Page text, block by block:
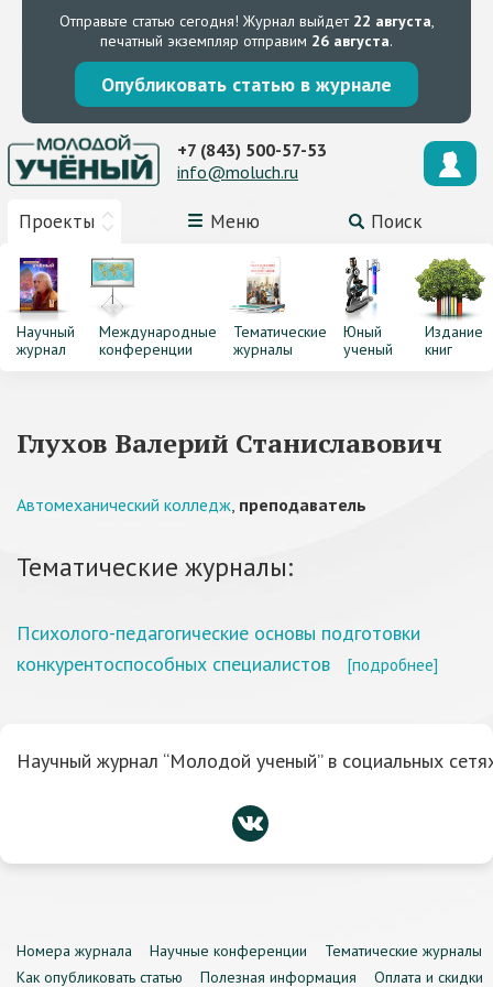
Отправьте статью сегодня! Журнал выйдет 22 августа,
печатный экземпляр отправим 26 августа.
Опубликовать статью в журнале
Проекты Меню Поиск
+7 (843) 500-57-53
info@moluch.ru
Научный
журнал
Международные
конференции
Тематические
журналы
Юный
ученый
Издание
книг
Глухов Валерий Станиславович
Автомеханический колледж, преподаватель
Тематические журналы:
Психолого-педагогические основы подготовки
конкурентоспособных специалистов
[подробнее]
Научный журнал “Молодой ученый” в социальных
Номера журнала Научные конференции
Тематические журналы
Как опубликовать статью
Полезная информация Оплата и скидки